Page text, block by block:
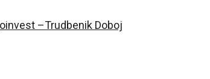
–Trudbenik Doboj